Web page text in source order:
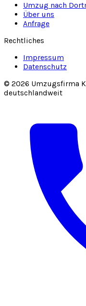
Umzug nach
Über uns
Anfrage
Rechtliches
Impressum
Datenschutz
© 2026 Umzugsfirma
deutschlandweit